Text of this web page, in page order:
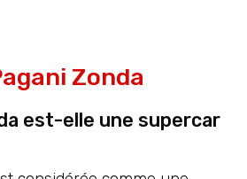
Zonda
est-elle une supercar